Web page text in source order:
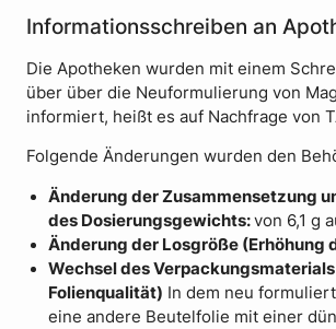
Informationsschreiben an
Die Apotheken wurden mit einem
über über die Neuformulierung von
informiert, heißt es auf Nachfrage von
Folgende Änderungen wurden den
Änderung der Zusammensetzung
des Dosierungsgewichts:von 6,1 g
Änderung der Losgröße (Erhöhung
Wechsel des
Folienqualität) In dem neu
eine andere Beutelfolie mit einer